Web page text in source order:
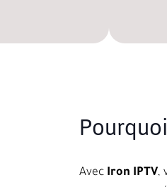
Avec Iron IPTV,